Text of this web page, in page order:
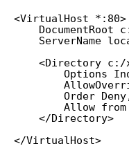
<VirtualHost *:80>
DocumentRoot
ServerName
<Directory c:/
Options
Order
Allow
</Directory>
</VirtualHost>